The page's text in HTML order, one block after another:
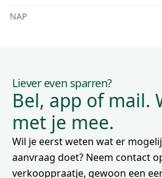
NAP
Liever even sparren?
Bel, app of mail.
met je mee.
Wil je eerst weten wat er
aanvraag doet? Neem contact
verkooppraatje, gewoon een